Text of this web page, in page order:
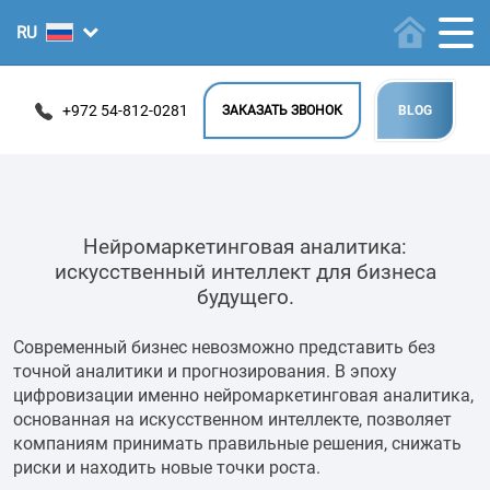
+972 54-812-0281 ЗАКАЗАТЬ ЗВОНОК BLOG
Нейромаркетинговая аналитика:
искусственный интеллект для бизнеса
будущего.
Современный бизнес невозможно представить без
точной аналитики и прогнозирования. В эпоху
цифровизации именно нейромаркетинговая аналитика,
основанная на искусственном интеллекте, позволяет
компаниям принимать правильные решения, снижать
риски и находить новые точки роста.